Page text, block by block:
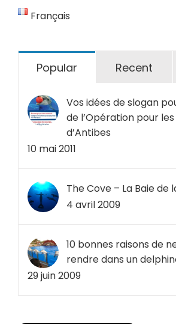
Français
Popular Recent
Vos idées de slogan
de l’Opération pour
d’Antibes
10 mai 2011
The Cove – La Baie de
4 avril 2009
10 bonnes raisons de
rendre dans un
29 juin 2009